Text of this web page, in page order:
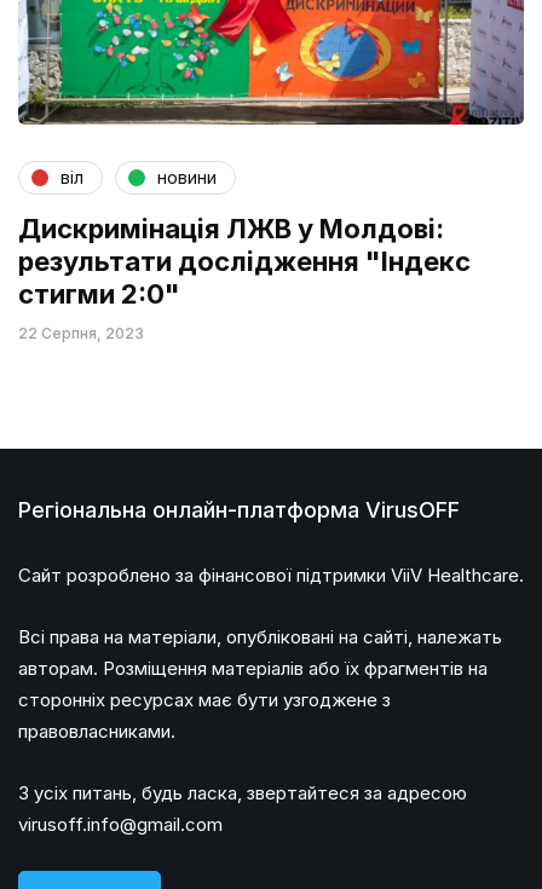
віл новини
Дискримінація ЛЖВ у Молдові:
результати дослідження "Індекс
стигми 2:0"
22 Серпня, 2023
Регіональна онлайн-платформа VirusOFF
Сайт розроблено за фінансової підтримки ViiV Healthcare.
Всі права на матеріали, опубліковані на сайті, належать
авторам. Розміщення матеріалів або їх фрагментів на
сторонніх ресурсах має бути узгоджене з
правовласниками.
З усіх питань, будь ласка, звертайтеся за адресою
virusoff.info@gmail.com